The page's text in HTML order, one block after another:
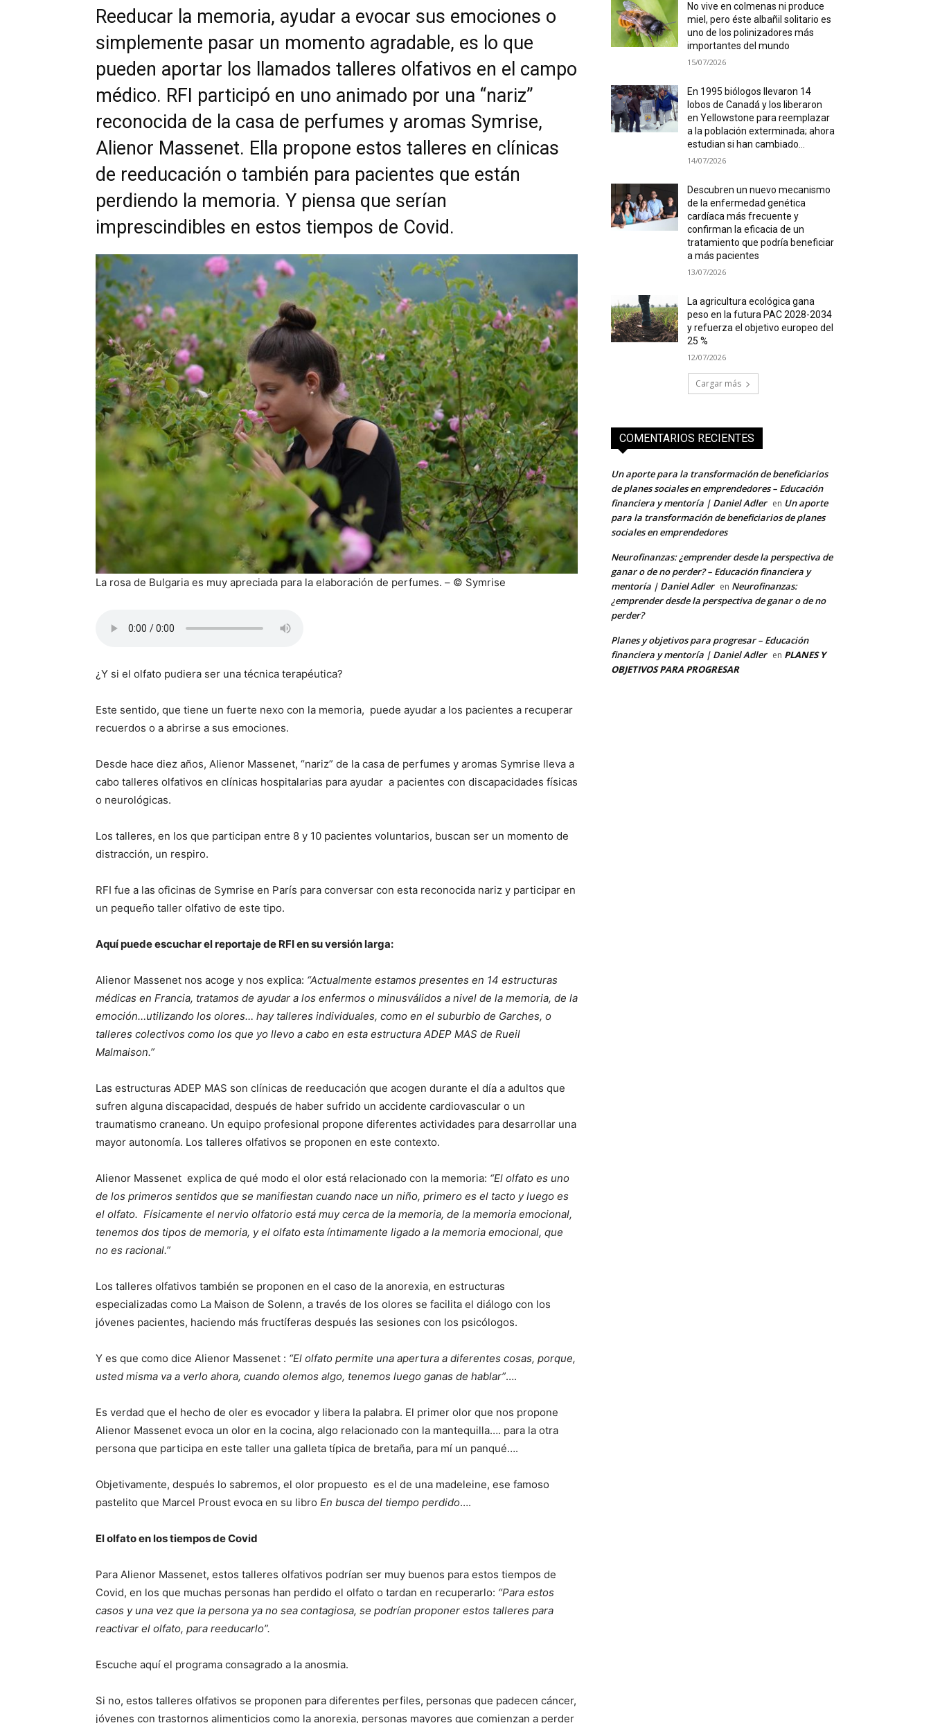
Reeducar la memoria, ayudar a evocar sus emociones o
simplemente pasar un momento agradable, es lo que
pueden aportar los llamados talleres olfativos en el campo
médico. RFI participó en uno animado por una “nariz”
reconocida de la casa de perfumes y aromas Symrise,
Alienor Massenet. Ella propone estos talleres en clínicas
de reeducación o también para pacientes que están
perdiendo la memoria. Y piensa que serían
imprescindibles en estos tiempos de Covid.
La rosa de Bulgaria es muy apreciada para la elaboración de perfumes. – © Symrise
¿Y si el olfato pudiera ser una técnica terapéutica?
Este sentido, que tiene un fuerte nexo con la memoria, puede ayudar a los pacientes a recuperar
recuerdos o a abrirse a sus emociones.
Desde hace diez años, Alienor Massenet, “nariz” de la casa de perfumes y aromas Symrise lleva a
cabo talleres olfativos en clínicas hospitalarias para ayudar a pacientes con discapacidades físicas
o neurológicas.
Los talleres, en los que participan entre 8 y 10 pacientes voluntarios, buscan ser un momento de
distracción, un respiro.
RFI fue a las oficinas de Symrise en París para conversar con esta reconocida nariz y participar en
un pequeño taller olfativo de este tipo.
Aquí puede escuchar el reportaje de RFI en su versión larga:
Alienor Massenet nos acoge y nos explica: “Actualmente estamos presentes en 14 estructuras
médicas en Francia, tratamos de ayudar a los enfermos o minusválidos a nivel de la memoria, de la
emoción…utilizando los olores… hay talleres individuales, como en el suburbio de Garches, o
talleres colectivos como los que yo llevo a cabo en esta estructura ADEP MAS de Rueil
Malmaison.”
Las estructuras ADEP MAS son clínicas de reeducación que acogen durante el día a adultos que
sufren alguna discapacidad, después de haber sufrido un accidente cardiovascular o un
traumatismo craneano. Un equipo profesional propone diferentes actividades para desarrollar una
mayor autonomía. Los talleres olfativos se proponen en este contexto.
Alienor Massenet explica de qué modo el olor está relacionado con la memoria: “El olfato es uno
de los primeros sentidos que se manifiestan cuando nace un niño, primero es el tacto y luego es
el olfato. Físicamente el nervio olfatorio está muy cerca de la memoria, de la memoria emocional,
tenemos dos tipos de memoria, y el olfato esta íntimamente ligado a la memoria emocional, que
no es racional.”
Los talleres olfativos también se proponen en el caso de la anorexia, en estructuras
especializadas como La Maison de Solenn, a través de los olores se facilita el diálogo con los
jóvenes pacientes, haciendo más fructíferas después las sesiones con los psicólogos.
Y es que como dice Alienor Massenet : “El olfato permite una apertura a diferentes cosas, porque,
usted misma va a verlo ahora, cuando olemos algo, tenemos luego ganas de hablar”….
Es verdad que el hecho de oler es evocador y libera la palabra. El primer olor que nos propone
Alienor Massenet evoca un olor en la cocina, algo relacionado con la mantequilla…. para la otra
persona que participa en este taller una galleta típica de bretaña, para mí un panqué….
Objetivamente, después lo sabremos, el olor propuesto es el de una madeleine, ese famoso
pastelito que Marcel Proust evoca en su libro En busca del tiempo perdido….
El olfato en los tiempos de Covid
Para Alienor Massenet, estos talleres olfativos podrían ser muy buenos para estos tiempos de
Covid, en los que muchas personas han perdido el olfato o tardan en recuperarlo: “Para estos
casos y una vez que la persona ya no sea contagiosa, se podrían proponer estos talleres para
reactivar el olfato, para reeducarlo”.
Escuche aquí el programa consagrado a la anosmia.
Si no, estos talleres olfativos se proponen para diferentes perfiles, personas que padecen cáncer,
jóvenes con trastornos alimenticios como la anorexia, personas mayores que comienzan a perder
No vive en colmenas ni produce
miel, pero éste albañil solitario es
uno de los polinizadores más
importantes del mundo
15/07/2026
En 1995 biólogos llevaron 14
lobos de Canadá y los liberaron
en Yellowstone para reemplazar
a la población exterminada; ahora
estudian si han cambiado...
14/07/2026
Descubren un nuevo mecanismo
de la enfermedad genética
cardíaca más frecuente y
confirman la eficacia de un
tratamiento que podría beneficiar
a más pacientes
13/07/2026
La agricultura ecológica gana
peso en la futura PAC 2028-2034
y refuerza el objetivo europeo del
25 %
12/07/2026
Cargar más
COMENTARIOS RECIENTES
Un aporte para la transformación de beneficiarios
de planes sociales en emprendedores – Educación
financiera y mentoría | Daniel Adler en Un aporte
para la transformación de beneficiarios de planes
sociales en emprendedores
Neurofinanzas: ¿emprender desde la perspectiva de
ganar o de no perder? – Educación financiera y
mentoría | Daniel Adler en Neurofinanzas:
¿emprender desde la perspectiva de ganar o de no
perder?
Planes y objetivos para progresar – Educación
financiera y mentoría | Daniel Adler en PLANES Y
OBJETIVOS PARA PROGRESAR